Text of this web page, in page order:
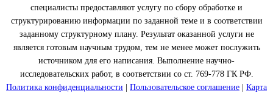
специалисты предоставляют услугу по сбору обработке и
структурированию информации по заданной теме и в соответствии
заданному структурному плану. Результат оказанной услуги не
является готовым научным трудом, тем не менее может послужить
источником для его написания. Выполнение научно-
исследовательских работ, в соответствии со ст. 769-778 ГК РФ.
Политика конфиденциальности
Пользовательское соглашение
Карта